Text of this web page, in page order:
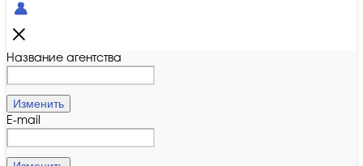
Название агентства
Изменить
E-mail